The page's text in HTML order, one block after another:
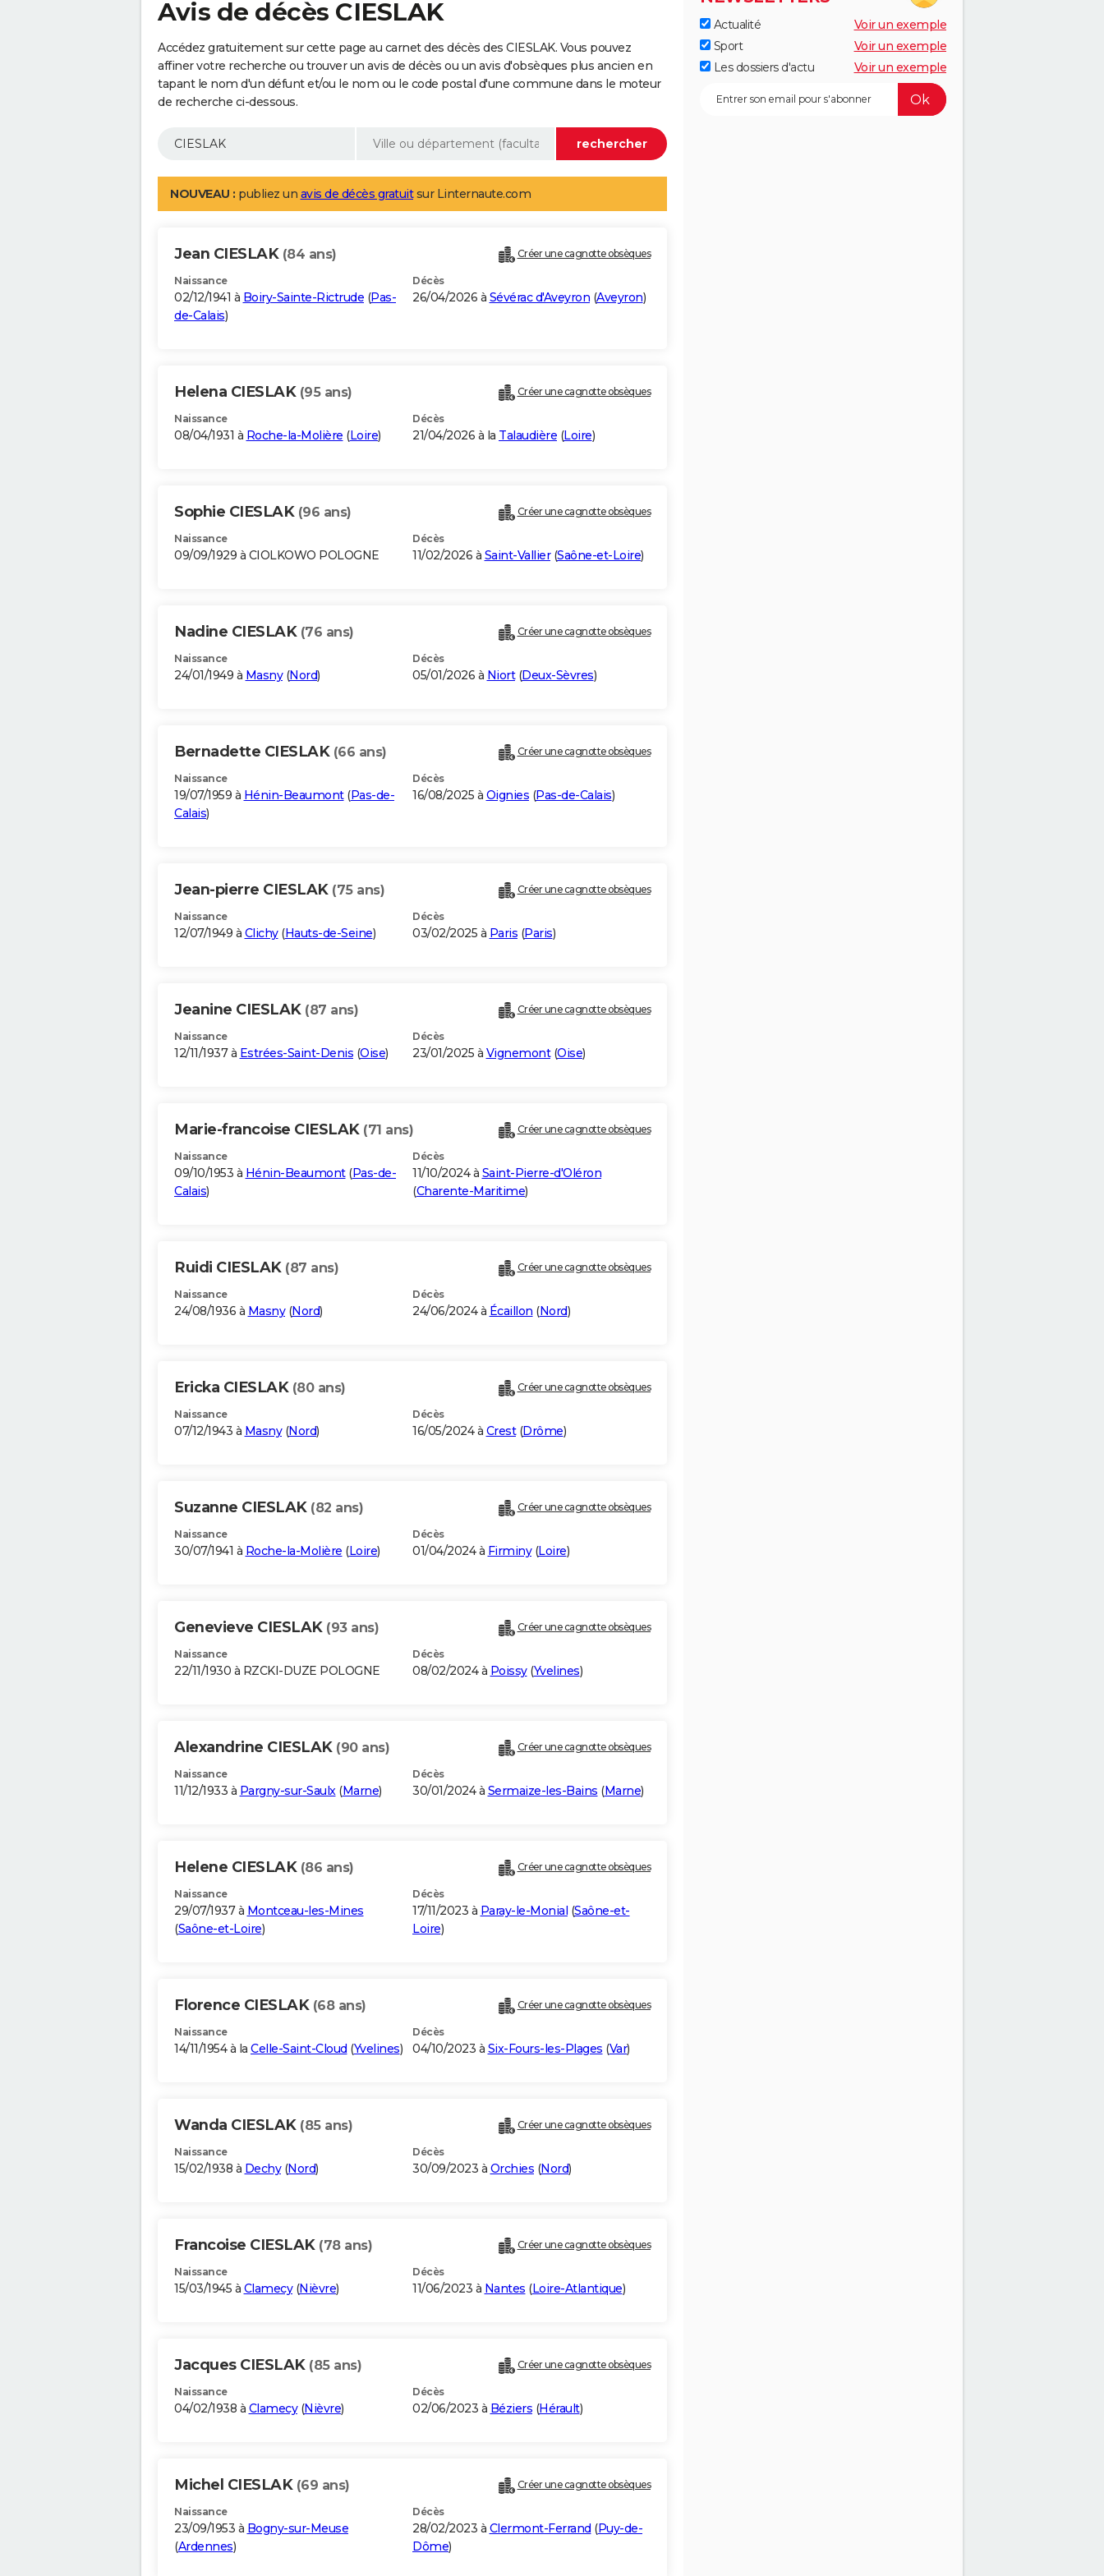
Avis de décès CIESLAK
Accédez gratuitement sur cette page au carnet des décès des CIESLAK. Vous pouvez
affiner votre recherche ou trouver un avis de décès ou un avis d'obsèques plus ancien en
tapant le nom d'un défunt et/ou le nom ou le code postal d'une commune dans le moteur
de recherche ci-dessous.
NOUVEAU : publiez un avis de décès gratuitsur Linternaute.com
Jean CIESLAK (84 ans) Créer une cagnotte obsèques
Naissance
02/12/1941 à Boiry-Sainte-Rictrude (Pas-
de-Calais)
Décès
26/04/2026 à Sévérac d'Aveyron (Aveyron)
Helena CIESLAK (95 ans) Créer une cagnotte obsèques
Naissance
08/04/1931 à Roche-la-Molière (Loire)
Décès
21/04/2026 à la Talaudière (Loire)
Sophie CIESLAK (96 ans) Créer une cagnotte obsèques
Naissance
09/09/1929 à CIOLKOWO POLOGNE
Décès
11/02/2026 à Saint-Vallier(Saône-et-Loire)
Nadine CIESLAK (76 ans) Créer une cagnotte obsèques
Naissance
24/01/1949 à Masny(Nord)
Décès
05/01/2026 à Niort(Deux-Sèvres)
Bernadette CIESLAK (66 ans) Créer une cagnotte obsèques
Naissance
19/07/1959 à Hénin-Beaumont(Pas-de-
Calais)
Décès
16/08/2025 à Oignies (Pas-de-Calais)
Jean-pierre CIESLAK (75 ans) Créer une cagnotte obsèques
Naissance
12/07/1949 à Clichy(Hauts-de-Seine)
Décès
03/02/2025 à Paris (Paris)
Jeanine CIESLAK (87 ans) Créer une cagnotte obsèques
Naissance
12/11/1937 à Estrées-Saint-Denis (Oise)
Décès
23/01/2025 à Vignemont(Oise)
Marie-francoise CIESLAK (71 ans) Créer une cagnotte obsèques
Naissance
09/10/1953 à Hénin-Beaumont(Pas-de-
Calais)
Décès
11/10/2024 à Saint-Pierre-d'Oléron
(Charente-Maritime)
Ruidi CIESLAK (87 ans) Créer une cagnotte obsèques
Naissance
24/08/1936 à Masny(Nord)
Décès
24/06/2024 à Écaillon (Nord)
Ericka CIESLAK (80 ans) Créer une cagnotte obsèques
Naissance
07/12/1943 à Masny(Nord)
Décès
16/05/2024 à Crest(Drôme)
Suzanne CIESLAK (82 ans) Créer une cagnotte obsèques
Naissance
30/07/1941 à Roche-la-Molière (Loire)
Décès
01/04/2024 à Firminy(Loire)
Genevieve CIESLAK (93 ans) Créer une cagnotte obsèques
Naissance
22/11/1930 à RZCKI-DUZE POLOGNE
Décès
08/02/2024 à Poissy(Yvelines)
Alexandrine CIESLAK (90 ans) Créer une cagnotte obsèques
Naissance
11/12/1933 à Pargny-sur-Saulx(Marne)
Décès
30/01/2024 à Sermaize-les-Bains (Marne)
Helene CIESLAK (86 ans) Créer une cagnotte obsèques
Naissance
29/07/1937 à Montceau-les-Mines
(Saône-et-Loire)
Décès
17/11/2023 à Paray-le-Monial (Saône-et-
Loire)
Florence CIESLAK (68 ans) Créer une cagnotte obsèques
Naissance
14/11/1954 à la Celle-Saint-Cloud (Yvelines)
Décès
04/10/2023 à Six-Fours-les-Plages (Var)
Wanda CIESLAK (85 ans) Créer une cagnotte obsèques
Naissance
15/02/1938 à Dechy(Nord)
Décès
30/09/2023 à Orchies (Nord)
Francoise CIESLAK (78 ans) Créer une cagnotte obsèques
Naissance
15/03/1945 à Clamecy(Nièvre)
Décès
11/06/2023 à Nantes (Loire-Atlantique)
Jacques CIESLAK (85 ans) Créer une cagnotte obsèques
Naissance
04/02/1938 à Clamecy(Nièvre)
Décès
02/06/2023 à Béziers (Hérault)
Michel CIESLAK (69 ans) Créer une cagnotte obsèques
Naissance
23/09/1953 à Bogny-sur-Meuse
(Ardennes)
Décès
28/02/2023 à Clermont-Ferrand (Puy-de-
Dôme)
Actualité
Voir un exemple
Sport
Voir un exemple
Les dossiers d'actu
Voir un exemple